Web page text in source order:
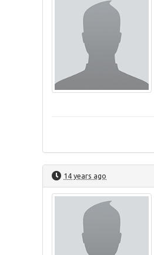
14 years ago